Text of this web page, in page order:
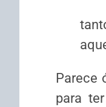
Parece
para